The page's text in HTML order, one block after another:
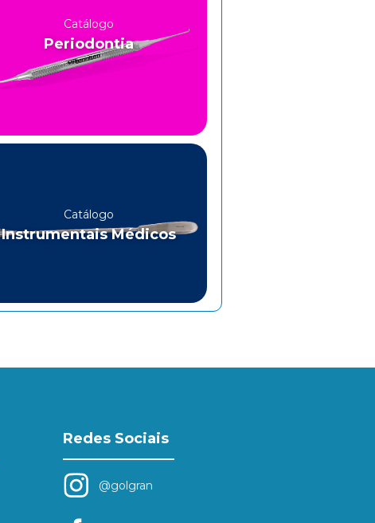
Catálogo
Periodontia
Catálogo
Instrumentais Médicos
Redes Sociais
@golgran